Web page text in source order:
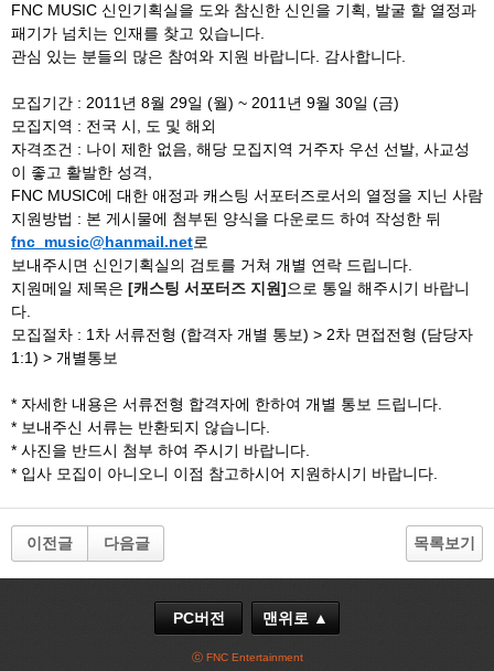
FNC MUSIC 신인기획실을 도와 참신한 신인을 기획, 발굴 할 열정과
패기가 넘치는 인재를 찾고 있습니다.
관심 있는 분들의 많은 참여와 지원 바랍니다. 감사합니다.
모집기간 : 2011년 8월 29일 (월) ~ 2011년 9월 30일 (금)
모집지역 : 전국 시, 도 및 해외
자격조건 : 나이 제한 없음, 해당 모집지역 거주자 우선 선발, 사교성
이 좋고 활발한 성격,
FNC MUSIC에 대한 애정과 캐스팅 서포터즈로서의 열정을 지닌 사람
지원방법 : 본 게시물에 첨부된 양식을 다운로드 하여 작성한 뒤
fnc_music@hanmail.net로
보내주시면 신인기획실의 검토를 거쳐 개별 연락 드립니다.
지원메일 제목은 [캐스팅 서포터즈 지원]으로 통일 해주시기 바랍니
다.
모집절차 : 1차 서류전형 (합격자 개별 통보) > 2차 면접전형 (담당자
1:1) > 개별통보
* 자세한 내용은 서류전형 합격자에 한하여 개별 통보 드립니다.
* 보내주신 서류는 반환되지 않습니다.
* 사진을 반드시 첨부 하여 주시기 바랍니다.
* 입사 모집이 아니오니 이점 참고하시어 지원하시기 바랍니다.
이전글 다음글 목록보기
PC버전 맨위로 ▲
ⓒ FNC Entertainment